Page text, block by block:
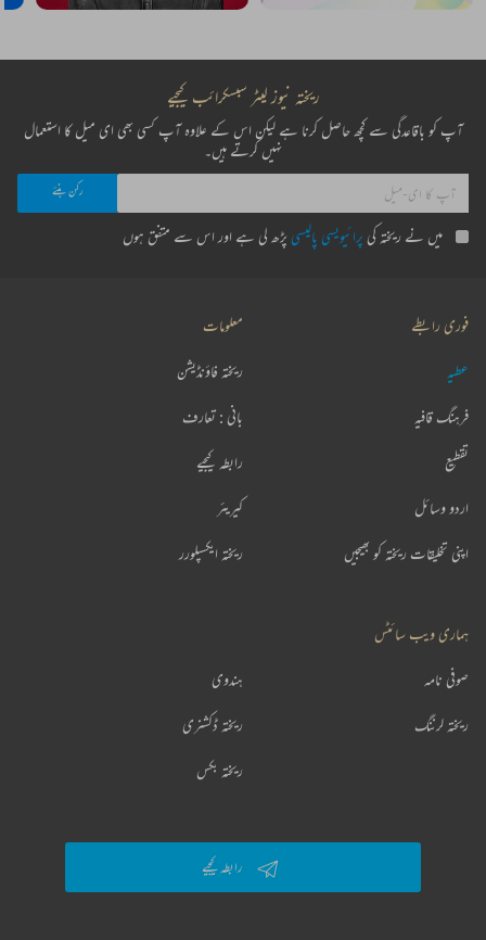
ریختہ نیوز لیٹر سبسکرائب کیجیے
آپ کو باقاعدگی سے کچھ حاصل کرنا ہے لیکن اس کے علاوہ آپ کسی بھی ای میل کا استعمال
نہیں کرتے ہیں۔
میں نے ریختہ کی پرائیویسی پالیسی پڑھ لی ہے اور اس سے متفق ہوں
فوری رابطے
عطیہ
فرہنگ قافیہ
تقطیع
اردو وسائل
اپنی تخلیقات ریختہ کو بھیجیں
معلومات
ریختہ فاؤنڈیشن
بانی : تعارف
رابطہ کیجیے
کیریئر
ریختہ ایکسپلورر
ہماری ویب سائٹس
ہندوی صوفی نامہ
ریختہ ڈکشنری ریختہ لرننگ
ریختہ بکس
رابطہ کیجیے